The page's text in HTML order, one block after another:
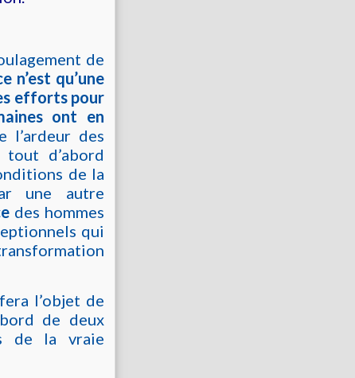
de
n’est qu’une
efforts pour
ont en
l’ardeur des
d’abord
de la
une autre
des hommes
qui
l’objet de
de deux
de la vraie